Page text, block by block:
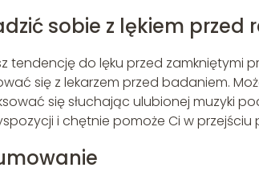
sobie z lękiem
tendencję do lęku przed zamkniętymi
się z lekarzem przed badaniem.
się słuchając ulubionej muzyki
i chętnie pomoże Ci w